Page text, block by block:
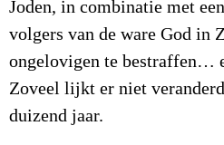
Joden, in combinatie met
volgers van de ware God in
ongelovigen te bestraffen…
Zoveel lijkt er niet
duizend jaar.